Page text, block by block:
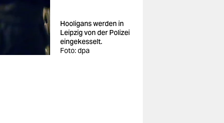
Hooligans werden in
Leipzig von der Polizei
eingekesselt.
Foto: dpa